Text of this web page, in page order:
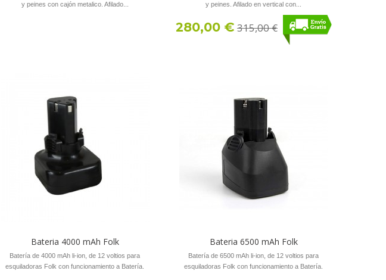
y peines con cajón metalico. Afilado...
y peines. Afilado en vertical con...
280,00 € 315,00 €
Bateria 4000 mAh Folk
Batería de 4000 mAh li-ion, de 12 voltios para
esquiladoras Folk con funcionamiento a Batería.
Bateria 6500 mAh Folk
Batería de 6500 mAh li-ion, de 12 voltios para
esquiladoras Folk con funcionamiento a Batería.